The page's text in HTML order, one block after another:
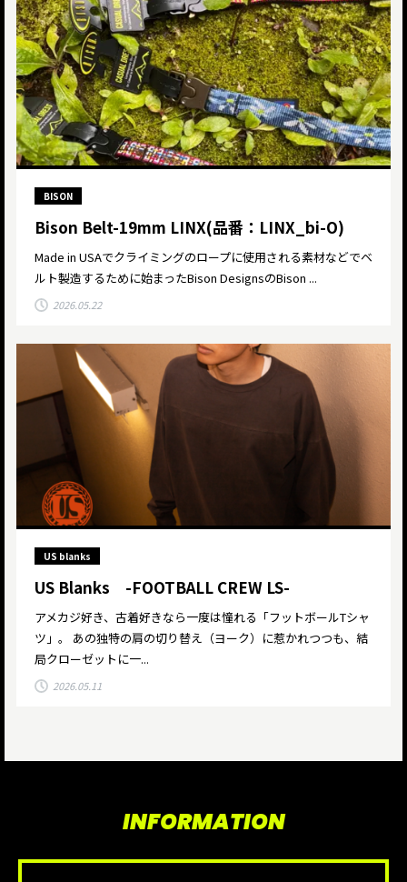
BISON
Bison Belt-19mm LINX(品番：LINX_bi-O)
Made in USAでクライミングのロープに使用される素材などでベ
ルト製造するために始まったBison DesignsのBison ...
2026.05.22
US blanks
US Blanks -FOOTBALL CREW LS-
アメカジ好き、古着好きなら一度は憧れる「フットボールTシャ
ツ」。 あの独特の肩の切り替え（ヨーク）に惹かれつつも、結
局クローゼットに一...
2026.05.11
INFORMATION